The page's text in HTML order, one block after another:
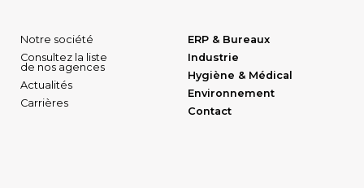
Notre société
Consultez la liste
de nos agences
Actualités
Carrières
ERP & Bureaux
Industrie
Hygiène & Médical
Environnement
Contact